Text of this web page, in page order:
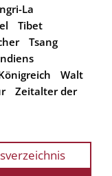
La
Tibet
Tsang
Walt
Zeitalter der